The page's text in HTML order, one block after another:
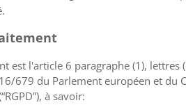
est l'article 6 paragraphe (1),
679 du Parlement européen et
à savoir: